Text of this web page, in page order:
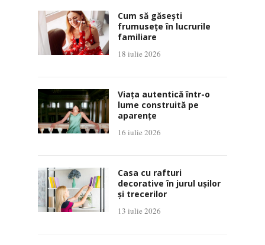
Cum să găsești
frumusețe în lucrurile
familiare
18 iulie 2026
Viața autentică într-o
lume construită pe
aparențe
16 iulie 2026
Casa cu rafturi
decorative în jurul ușilor
și trecerilor
13 iulie 2026